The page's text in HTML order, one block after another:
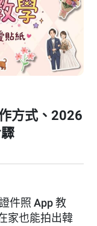
方式、2026
件照 App 教
家也能拍出韓